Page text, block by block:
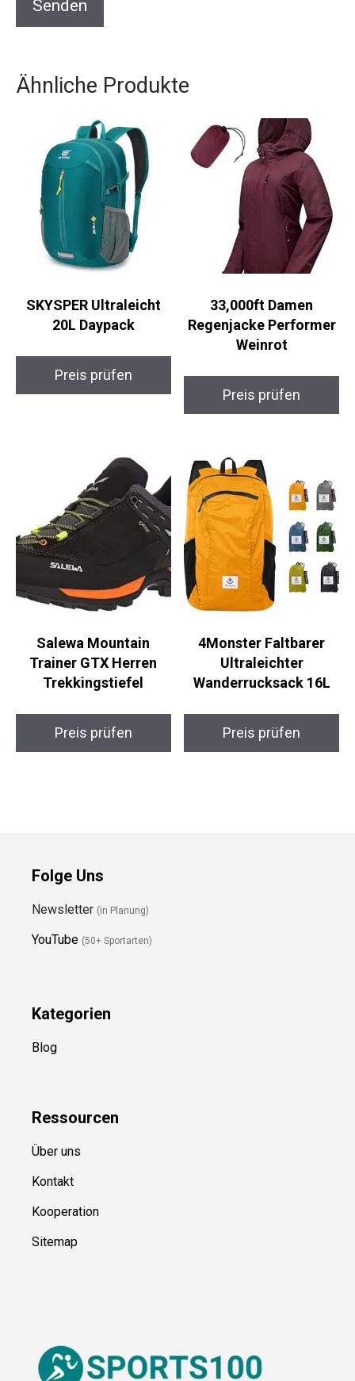
Ähnliche Produkte
SKYSPER Ultraleicht
20L Daypack
Preis prüfen
33,000ft Damen
Regenjacke Performer
Weinrot
Preis prüfen
Salewa Mountain
Trainer GTX Herren
Trekkingstiefel
Preis prüfen
4Monster Faltbarer
Ultraleichter
Wanderrucksack 16L
Preis prüfen
Folge Uns
Newsletter (in Planung)
YouTube (50+ Sportarten)
Kategorien
Blog
Ressourcen
Über uns
Kontakt
Kooperation
Sitemap